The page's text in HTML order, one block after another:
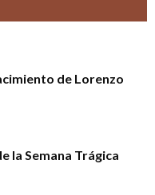
de Lorenzo
la Semana Trágica